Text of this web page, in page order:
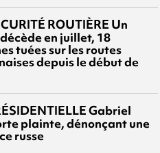
ROUTIÈRE Un
en juillet, 18
tuées sur les routes
depuis le début de
Gabriel
plainte, dénonçant une
russe